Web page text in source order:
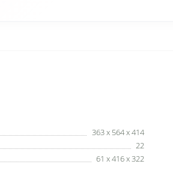
363 x 564 x 414
22
61 x 416 x 322